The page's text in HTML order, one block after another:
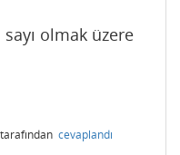
olmak üzere
tarafından cevaplandı